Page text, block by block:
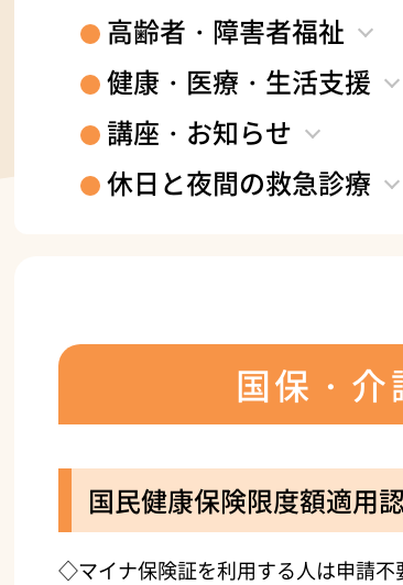
高齢者・障害者福祉
健康・医療・生活支援
講座・お知らせ
休日と夜間の救急診療
国保・
国民健康保険限度額適用
◇マイナ保険証を利用する人は申請